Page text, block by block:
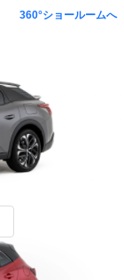
360°ショールームへ